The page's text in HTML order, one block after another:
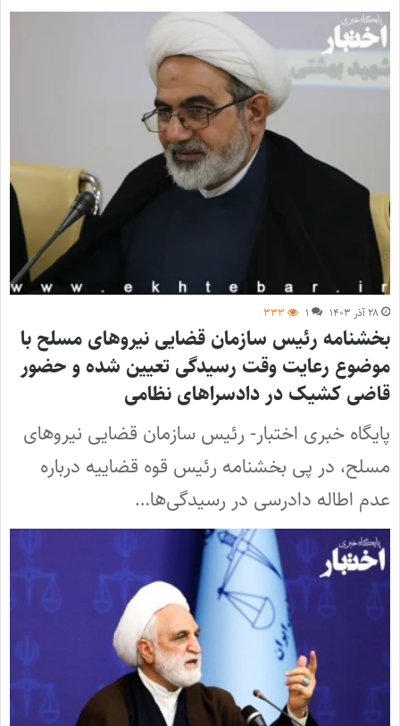
۲۸ آذر ۱۴۰۳ ۱ ۳۳۳
بخشنامه رئیس سازمان قضایی نیرو‌های مسلح با
موضوع رعایت وقت رسیدگی تعیین شده و حضور
قاضی کشیک در دادسرا‌های نظامی
پایگاه خبری اختبار- رئیس سازمان قضایی نیرو‌های
مسلح، در پی بخشنامه رئیس قوه قضاییه درباره
عدم اطاله دادرسی در رسیدگی‌ها…